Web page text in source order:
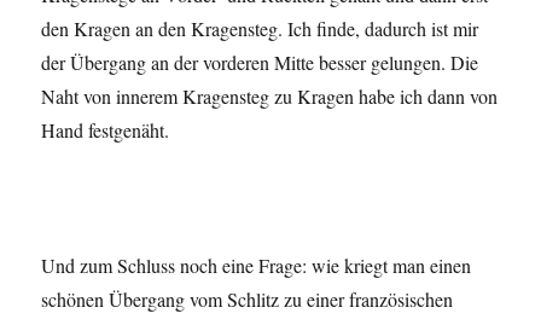
den Kragen an den Kragensteg. Ich finde, dadurch ist mir
der Übergang an der vorderen Mitte besser gelungen. Die
Naht von innerem Kragensteg zu Kragen habe ich dann von
Hand festgenäht.
Und zum Schluss noch eine Frage: wie kriegt man einen
schönen Übergang vom Schlitz zu einer französischen